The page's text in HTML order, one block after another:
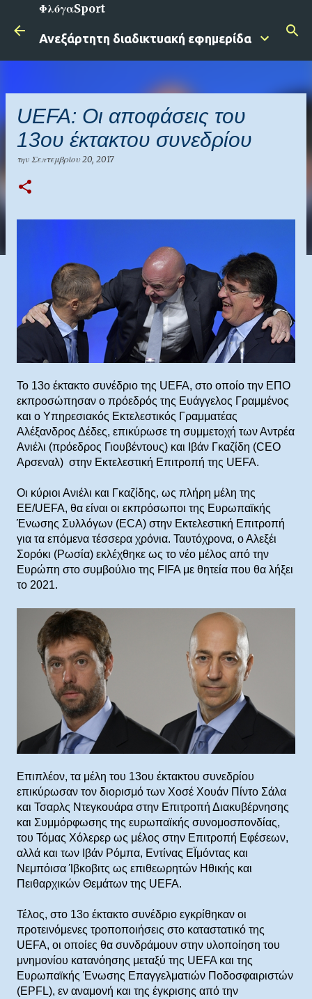
Μετάβαση στο κύριο περιεχόμενο
ΦλόγαSport
Ανεξάρτητη διαδικτυακή εφημερίδα
UEFA: Οι αποφάσεις του
13ου έκτακτου συνεδρίου
την Σεπτεμβρίου 20, 2017
To 13o έκτακτο συνέδριο της UEFA, στο οποίο την ΕΠΟ
εκπροσώπησαν ο πρόεδρός της Ευάγγελος Γραμμένος
και ο Υπηρεσιακός Εκτελεστικός Γραμματέας
Αλέξανδρος Δέδες, επικύρωσε τη συμμετοχή των Αντρέα
Ανιέλι (πρόεδρος Γιουβέντους) και Ιβάν Γκαζίδη (CEO
Αρσεναλ) στην Εκτελεστική Επιτροπή της UEFA.
Οι κύριοι Ανιέλι και Γκαζίδης, ως πλήρη μέλη της
ΕΕ/UEFA, θα είναι οι εκπρόσωποι της Ευρωπαϊκής
Ένωσης Συλλόγων (ECA) στην Εκτελεστική Επιτροπή
για τα επόμενα τέσσερα χρόνια. Ταυτόχρονα, ο Αλεξέι
Σορόκι (Ρωσία) εκλέχθηκε ως το νέο μέλος από την
Ευρώπη στο συμβούλιο της FIFA με θητεία που θα λήξει
το 2021.
Επιπλέον, τα μέλη του 13ου έκτακτου συνεδρίου
επικύρωσαν τον διορισμό των Χοσέ Χουάν Πίντο Σάλα
και Τσαρλς Ντεγκουάρα στην Επιτροπή Διακυβέρνησης
και Συμμόρφωσης της ευρωπαϊκής συνομοσπονδίας,
του Τόμας Χόλερερ ως μέλος στην Επιτροπή Εφέσεων,
αλλά και των Ιβάν Ρόμπα, Εντίνας ΕΪμόντας και
Νεμπόισα Ίβκοβιτς ως επιθεωρητών Ηθικής και
Πειθαρχικών Θεμάτων της UEFA.
Τέλος, στο 13ο έκτακτο συνέδριο εγκρίθηκαν οι
προτεινόμενες τροποποιήσεις στο καταστατικό της
UEFA, οι οποίες θα συνδράμουν στην υλοποίηση του
μνημονίου κατανόησης μεταξύ της UEFA και της
Ευρωπαϊκής Ένωσης Επαγγελματιών Ποδοσφαιριστών
(EPFL), εν αναμονή και της έγκρισης από την